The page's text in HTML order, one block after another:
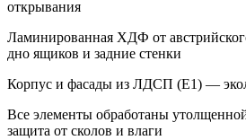
открывания
Ламинированная ХДФ от
дно ящиков и задние стенки
Корпус и фасады из ЛДСП (E1) —
Все элементы обработаны
защита от сколов и влаги